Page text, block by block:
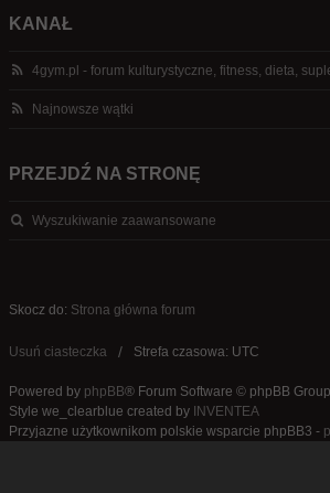
KANAŁ
4gym.pl - forum kulturystyczne, fitness, dieta,
Najnowsze wątki
PRZEJDŹ NA STRONĘ
Wyszukiwanie zaawansowane
Skocz do: Strona główna forum
Usuń ciasteczka Strefa czasowa: UTC
Powered by phpBB® Forum Software © phpBB Group
Style we_clearblue created by INVENTEA
Przyjazne użytkownikom polskie wsparcie phpBB3 -